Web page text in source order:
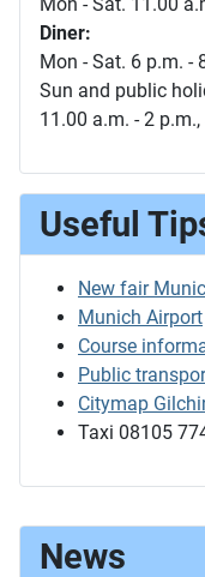
News
Diner:
Mon - Sat. 6 p.m. -
Sun and public
11.00 a.m. - 2
Useful
New fair
Munich Airport
Course
Public
Citymap
Taxi 08105